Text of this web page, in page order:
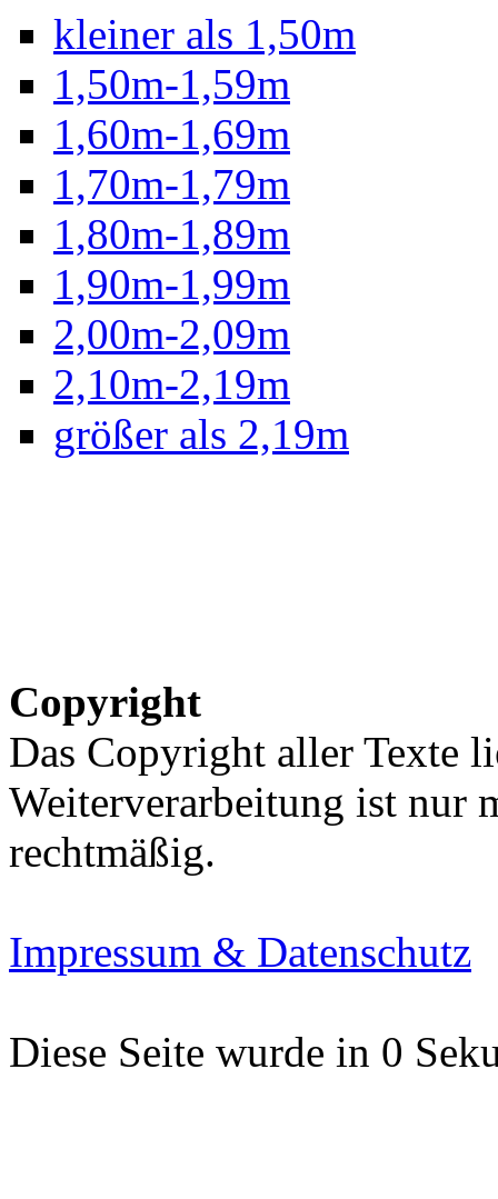
kleiner als 1,50m
1,50m-1,59m
1,60m-1,69m
1,70m-1,79m
1,80m-1,89m
1,90m-1,99m
2,00m-2,09m
2,10m-2,19m
größer als 2,19m
Copyright
Das Copyright aller Texte
Weiterverarbeitung ist nur
rechtmäßig.
Impressum & Datenschutz
Diese Seite wurde in 0